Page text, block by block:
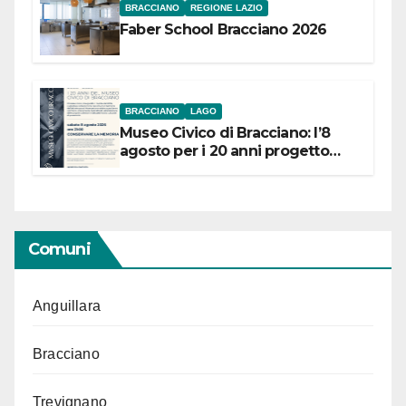
BRACCIANO REGIONE LAZIO
Faber School Bracciano 2026
BRACCIANO LAGO
Museo Civico di Bracciano: l’8
agosto per i 20 anni progetto
Comuni
Anguillara
Bracciano
Trevignano